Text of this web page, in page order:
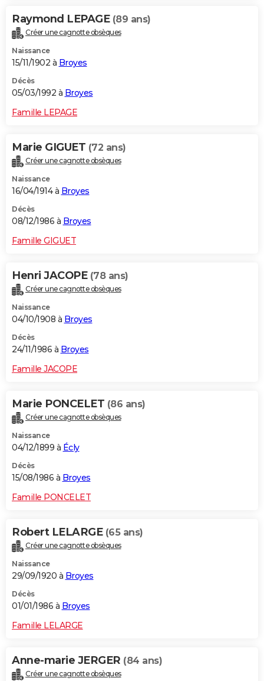
Raymond LEPAGE (89 ans)
Créer une cagnotte obsèques
Naissance
15/11/1902 à Broyes
Décès
05/03/1992 à Broyes
Famille LEPAGE
Marie GIGUET (72 ans)
Créer une cagnotte obsèques
Naissance
16/04/1914 à Broyes
Décès
08/12/1986 à Broyes
Famille GIGUET
Henri JACOPE (78 ans)
Créer une cagnotte obsèques
Naissance
04/10/1908 à Broyes
Décès
24/11/1986 à Broyes
Famille JACOPE
Marie PONCELET (86 ans)
Créer une cagnotte obsèques
Naissance
04/12/1899 à Écly
Décès
15/08/1986 à Broyes
Famille PONCELET
Robert LELARGE (65 ans)
Créer une cagnotte obsèques
Naissance
29/09/1920 à Broyes
Décès
01/01/1986 à Broyes
Famille LELARGE
Anne-marie JERGER (84 ans)
Créer une cagnotte obsèques